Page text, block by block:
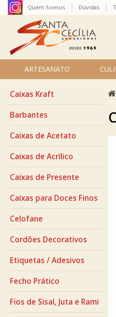
Quem Somos Dúvidas
ARTESANATO
Caixas Kraft
Barbantes
Caixas de Acetato
Caixas de Acrílico
Caixas de Presente
Caixas para Doces Finos
Celofane
Cordões Decorativos
Etiquetas / Adesivos
Fecho Prático
Fios de Sisal, Juta e Rami